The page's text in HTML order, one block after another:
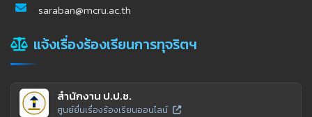
saraban@mcru.ac.th
แจ้งเรื่องร้องเรียนการทุจริตฯ
สำนักงาน ป.ป.ช.
ศูนย์ยื่นเรื่องร้องเรียนออนไลน์